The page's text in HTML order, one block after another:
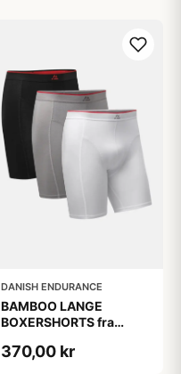
DANISH ENDURANCE
BAMBOO LANGE
BOXERSHORTS fra
Sort/Rød | Grå | Hvid 3-
370,00 kr